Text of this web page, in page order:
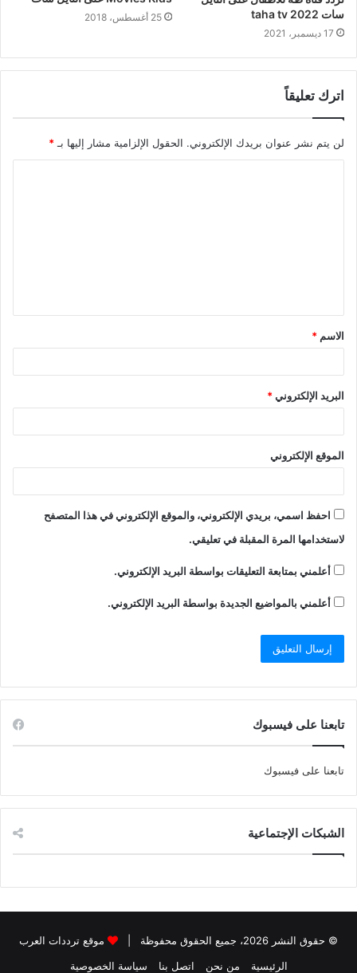
سات 2022 taha tv
17 ديسمبر، 2021
25 أغسطس، 2018
اترك تعليقاً
لن يتم نشر عنوان بريدك الإلكتروني. الحقول الإلزامية مشار إليها بـ *
الاسم *
البريد الإلكتروني*
الموقع الإلكتروني
احفظ اسمي، بريدي الإلكتروني، والموقع الإلكتروني في هذا المتصفح
لاستخدامها المرة المقبلة في تعليقي.
أعلمني بمتابعة التعليقات بواسطة البريد الإلكتروني.
أعلمني بالمواضيع الجديدة بواسطة البريد الإلكتروني.
تابعنا على فيسبوك
تابعنا على فيسبوك
الشبكات الإجتماعية
© حقوق النشر 2026، جميع الحقوق محفوظة |
موقع ترددات العرب
الرئيسية
من نحن اتصل بنا سياسة الخصوصية